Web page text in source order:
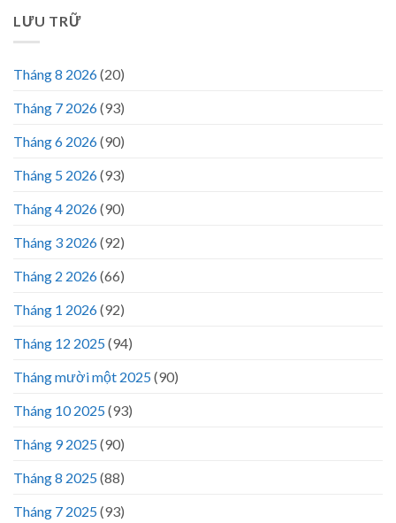
LƯU TRỮ
Tháng 8 2026(20)
Tháng 7 2026(93)
Tháng 6 2026(90)
Tháng 5 2026(93)
Tháng 4 2026(90)
Tháng 3 2026(92)
Tháng 2 2026(66)
Tháng 1 2026(92)
Tháng 12 2025(94)
Tháng mười một 2025(90)
Tháng 10 2025(93)
Tháng 9 2025(90)
Tháng 8 2025(88)
Tháng 7 2025(93)